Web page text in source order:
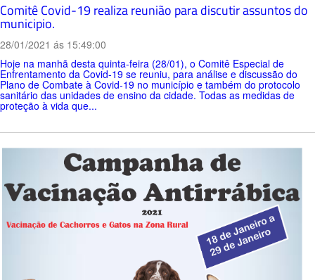
Comitê Covid-19 realiza reunião para discutir assuntos do
municipio.
28/01/2021 ás 15:49:00
Hoje na manhã desta quinta-feira (28/01), o Comitê Especial de
Enfrentamento da Covid-19 se reuniu, para análise e discussão do
Plano de Combate à Covid-19 no município e também do protocolo
sanitário das unidades de ensino da cidade. Todas as medidas de
proteção à vida que...